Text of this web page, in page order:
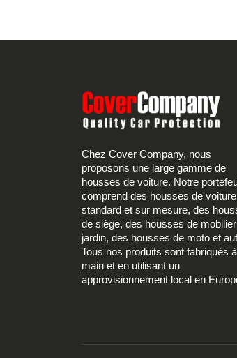
Chez Cover Company, nous
proposons une large gamme de
housses de voiture. Notre
comprend des housses de voiture
standard et sur mesure, des
de siège, des housses de
jardin, des housses de moto et
Tous nos produits sont fabriqués
main et en utilisant un
approvisionnement local en